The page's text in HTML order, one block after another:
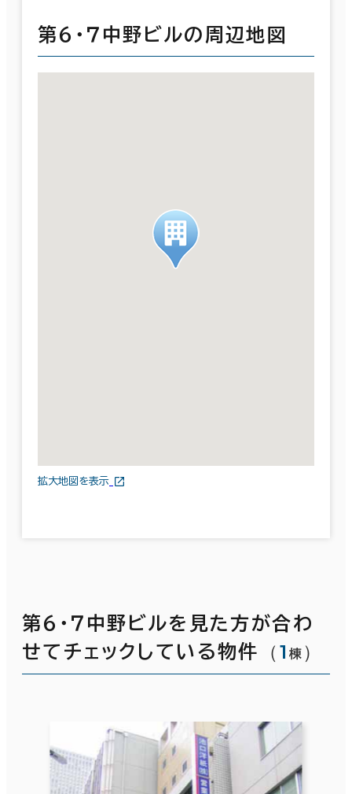
第６・７中野ビルの周辺地図
拡大地図を表示
第６・７中野ビルを見た方が合わ
せてチェックしている物件
（1 棟 ）